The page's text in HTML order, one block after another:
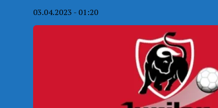
03.04.2023 - 01:20